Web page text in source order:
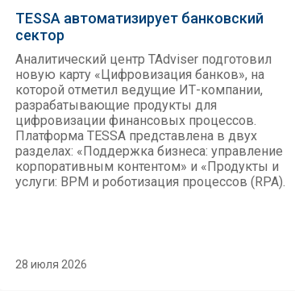
TESSA автоматизирует банковский
сектор
Аналитический центр TAdviser подготовил
новую карту «Цифровизация банков», на
которой отметил ведущие ИТ-компании,
разрабатывающие продукты для
цифровизации финансовых процессов.
Платформа TESSA представлена в двух
разделах: «Поддержка бизнеса: управление
корпоративным контентом» и «Продукты и
услуги: BPM и роботизация процессов (RPA).
28 июля 2026